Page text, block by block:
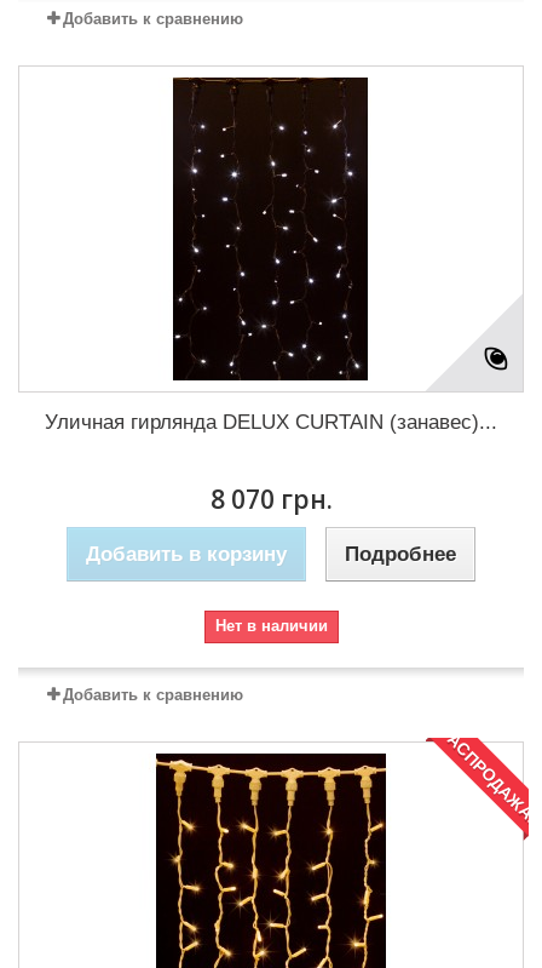
Добавить к сравнению
Уличная гирлянда DELUX CURTAIN (занавес)...
8 070 грн.
Добавить в корзину Подробнее
Нет в наличии
Добавить к сравнению
РАСПРОДАЖА!